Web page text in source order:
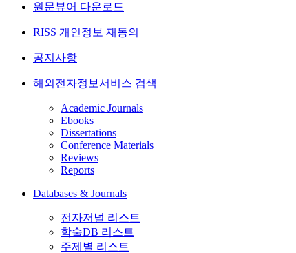
원문뷰어 다운로드
RISS 개인정보 재동의
공지사항
해외전자정보서비스 검색
Academic Journals
Ebooks
Dissertations
Conference Materials
Reviews
Reports
Databases & Journals
전자저널 리스트
학술DB 리스트
주제별 리스트